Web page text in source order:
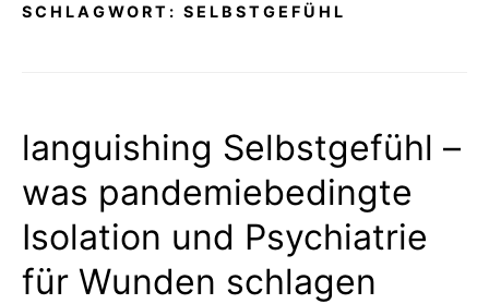
SCHLAGWORT: SELBSTGEFÜHL
languishing Selbstgefühl –
was pandemiebedingte
Isolation und Psychiatrie
für Wunden schlagen